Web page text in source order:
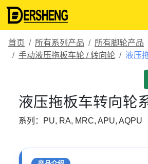
首页 所有系列产品
所有脚轮产品
手动液压拖板车轮 / 转向轮
液压
液压拖板车转向轮
系列：PU, RA, MRC, APU, AQPU